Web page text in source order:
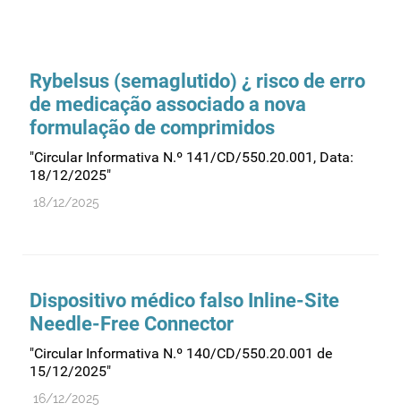
Controlo de qualidade
Cosméticos
Dispensa
Dispositivos médicos
Distribuição
Estrutura e organização
Exercício farmacêutico
Exportação
Fabricantes
Rybelsus (semaglutido) ¿ risco de erro
de medicação associado a nova
formulação de comprimidos
"Circular Informativa N.º 141/CD/550.20.001, Data:
18/12/2025"
18/12/2025
Dispositivo médico falso Inline-Site
Needle-Free Connector
"Circular Informativa N.º 140/CD/550.20.001 de
15/12/2025"
16/12/2025